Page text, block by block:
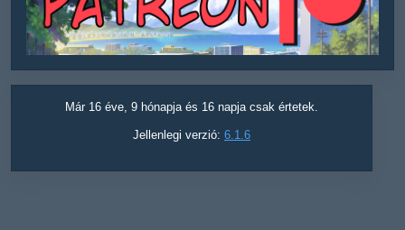
Már 16 éve, 9 hónapja és 16 napja csak értetek.
Jellenlegi verzió: 6.1.6